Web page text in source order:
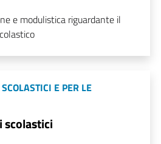
e modulistica riguardante il
E PER LE
scolastici